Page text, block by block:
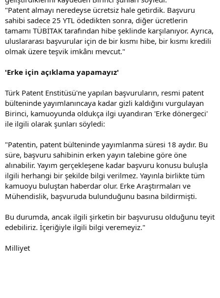
"Patent almayı neredeyse ücretsiz hale getirdik. Başvuru
sahibi sadece 25 YTL ödedikten sonra, diğer ücretlerin
tamamı TÜBİTAK tarafından hibe şeklinde karşılanıyor. Ayrıca,
uluslararası başvurular için de bir kısmı hibe, bir kısmı kredili
olmak üzere teşvik imkânı mevcut."
'Erke için açıklama yapamayız'
Türk Patent Enstitüsü'ne yapılan başvuruların, resmi patent
bülteninde yayımlanıncaya kadar gizli kaldığını vurgulayan
Birinci, kamuoyunda oldukça ilgi uyandıran 'Erke dönergeci'
ile ilgili olarak şunları söyledi:
"Patentin, patent bülteninde yayımlanma süresi 18 aydır. Bu
süre, başvuru sahibinin erken yayın talebine göre öne
alınabilir. Yayım gerçekleşene kadar başvuru konusu buluşla
ilgili herhangi bir şekilde bilgi verilmez. Yayınla birlikte tüm
kamuoyu buluştan haberdar olur. Erke Araştırmaları ve
Mühendislik, başvuruda bulunduğunu basına bildirmişti.
Bu durumda, ancak ilgili şirketin bir başvurusu olduğunu teyit
edebiliriz. İçeriğiyle ilgili bilgi veremeyiz."
Milliyet